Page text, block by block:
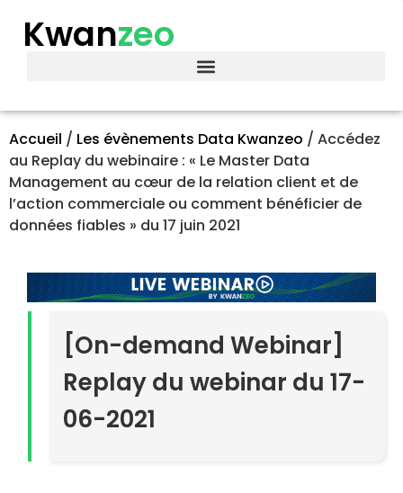
Kwanzeo
Accueil / Les évènements Data Kwanzeo / Accédez
au Replay du webinaire : « Le Master Data
Management au cœur de la relation client et de
l’action commerciale ou comment bénéficier de
données fiables » du 17 juin 2021
[On-demand Webinar]
Replay du webinar du 17-
06-2021